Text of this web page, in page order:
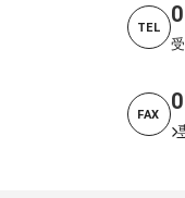
TEL
FAX